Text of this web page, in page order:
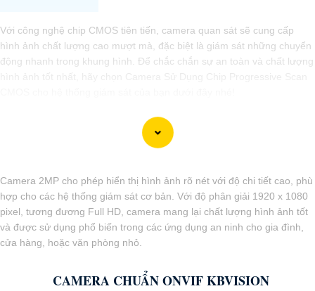
Với công nghệ chip CMOS tiên tiến, camera quan sát sẽ cung cấp
hình ảnh chất lượng cao mượt mà, đặc biệt là giám sát những chuyển
động nhanh trong khung hình. Để chắc chắn sự an toàn và chất lượng
Camera 2MP cho phép hiển thị hình ảnh rõ nét với độ chi tiết cao, phù
hợp cho các hệ thống giám sát cơ bản. Với độ phân giải 1920 x 1080
pixel, tương đương Full HD, camera mang lại chất lượng hình ảnh tốt
và được sử dụng phổ biến trong các ứng dụng an ninh cho gia đình,
cửa hàng, hoặc văn phòng nhỏ.
CAMERA CHUẨN ONVIF KBVISION